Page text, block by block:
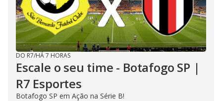
DO R7/HÁ 7 HORAS
Escale o seu time - Botafogo SP |
R7 Esportes
Botafogo SP em Ação na Série B!